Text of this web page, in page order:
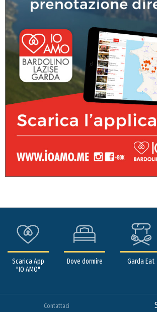
Scarica App
"IO AMO"
Dove dormire Garda Eat
Contattaci